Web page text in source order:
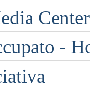
-